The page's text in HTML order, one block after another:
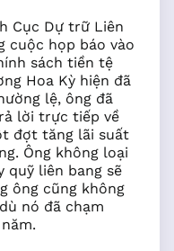
Cục Dự trữ Liên
cuộc họp báo vào
sách tiền tệ
Hoa Kỳ hiện đã
lệ, ông đã
lời trực tiếp về
đợt tăng lãi suất
Ông không loại
quỹ liên bang sẽ
ông cũng không
nó đã chạm